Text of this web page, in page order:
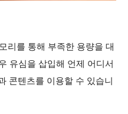
리를 통해 부족한 용량을 대
유심을 삽입해 언제 어디서
콘텐츠를 이용할 수 있습니